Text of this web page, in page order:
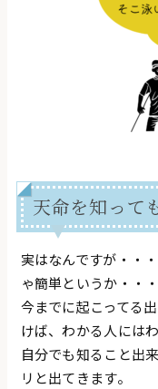
天命を知って
実はなんですが・・
ゃ簡単というか・・・
今までに起こってる
けば、わかる人にはわ
自分でも知ること出
リと出てきます。